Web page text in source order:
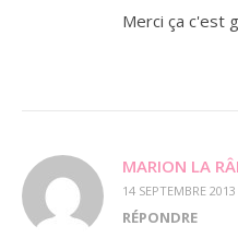
Merci ça c'est
MARION LA
14 SEPTEMBRE
RÉPONDRE